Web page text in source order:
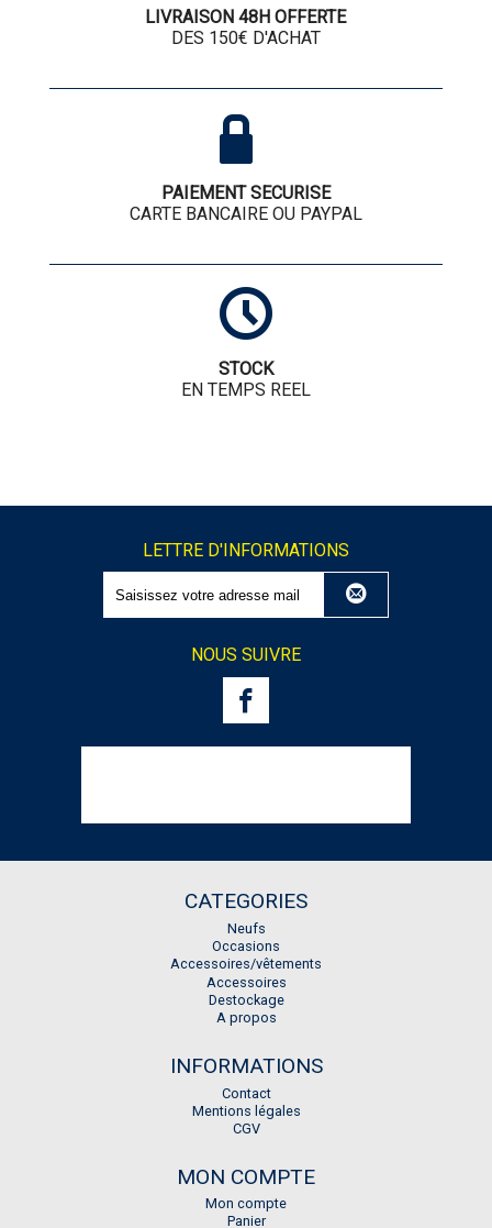
LIVRAISON 48H OFFERTE
DES 150€ D'ACHAT
PAIEMENT SECURISE
CARTE BANCAIRE OU PAYPAL
STOCK
EN TEMPS REEL
LETTRE D'INFORMATIONS
NOUS SUIVRE
CATEGORIES
Neufs
Occasions
Accessoires/vêtements
Accessoires
Destockage
A propos
INFORMATIONS
Contact
Mentions légales
CGV
MON COMPTE
Mon compte
Panier